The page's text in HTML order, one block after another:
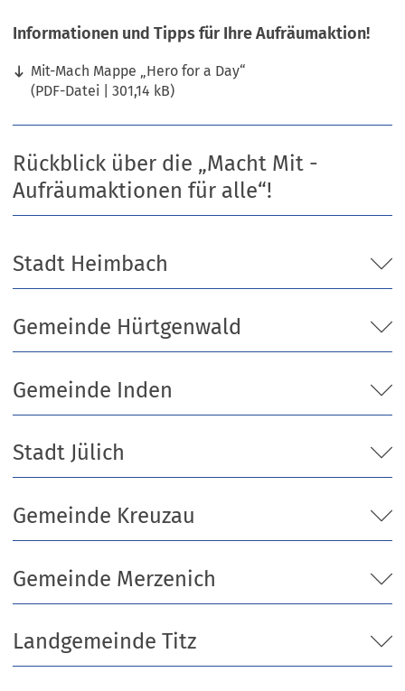
Informationen und Tipps für Ihre Aufräumaktion!
Mit-Mach Mappe „Hero for a Day“
PDF-Datei 301,14 kB
Rückblick über die „Macht Mit -
Aufräumaktionen für alle“!
Stadt Heimbach
Gemeinde Hürtgenwald
Gemeinde Inden
Stadt Jülich
Gemeinde Kreuzau
Gemeinde Merzenich
Landgemeinde Titz